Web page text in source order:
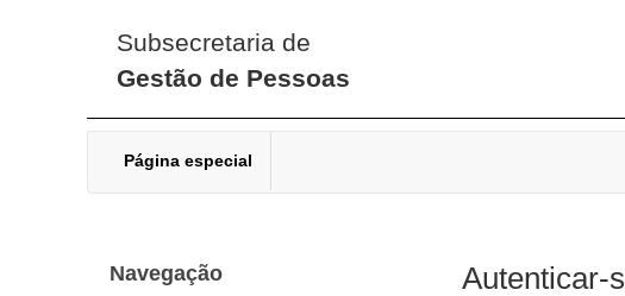
Subsecretaria de
Gestão de Pessoas
Página especial
Navegação Autenticar-